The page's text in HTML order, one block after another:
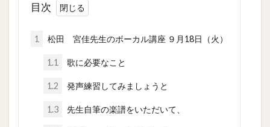
目次
1 松田 宮佳先生のボーカル講座 ９月18日（火）
1.1 歌に必要なこと
1.2 発声練習してみましょうと
1.3 先生自筆の楽譜をいただいて、